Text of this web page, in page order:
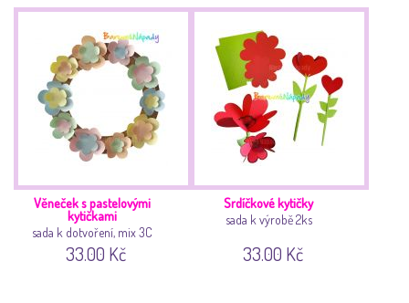
Věneček s pastelovými
kytičkami
sada k dotvoření, mix 3C
33.00 Kč
Srdíčkové kytičky
sada k výrobě 2ks
33.00 Kč